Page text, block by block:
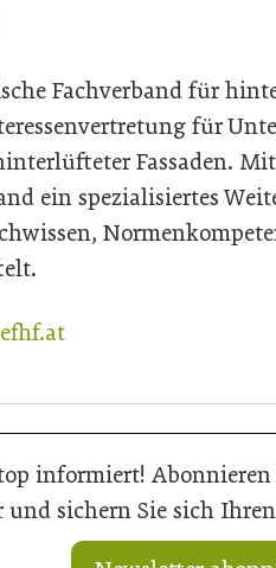
Fachverband für
für
Fassaden. Mit
ein spezialisiertes
informiert! Abonnieren
und sichern Sie sich